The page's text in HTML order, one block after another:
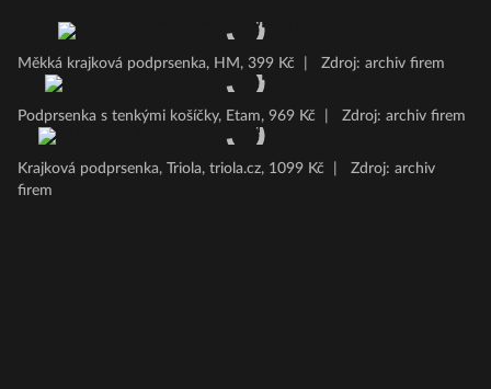
Měkká krajková podprsenka, HM, 399 Kč Zdroj: archiv firem
Podprsenka s tenkými košíčky, Etam, 969 Kč Zdroj: archiv firem
Krajková podprsenka, Triola, triola.cz, 1099 Kč
Zdroj: archiv
firem